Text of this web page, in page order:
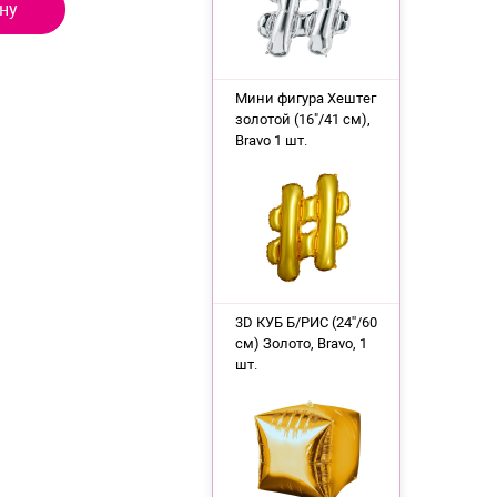
Мини фигура Хештег
золотой (16"/41 см),
Bravo 1 шт.
3D КУБ Б/РИС (24''/60
см) Золото, Bravo, 1
шт.